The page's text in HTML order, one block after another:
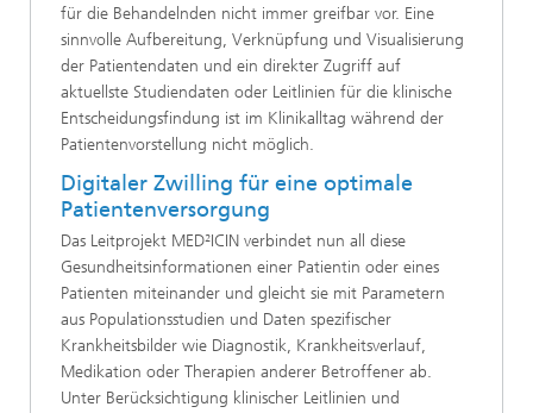
für die Behandelnden nicht immer greifbar vor. Eine
sinnvolle Aufbereitung, Verknüpfung und Visualisierung
der Patientendaten und ein direkter Zugriff auf
aktuellste Studiendaten oder Leitlinien für die klinische
Entscheidungsfindung ist im Klinikalltag während der
Patientenvorstellung nicht möglich.
Digitaler Zwilling für eine optimale
Patientenversorgung
Das Leitprojekt MED²ICIN verbindet nun all diese
Gesundheitsinformationen einer Patientin oder eines
Patienten miteinander und gleicht sie mit Parametern
aus Populationsstudien und Daten spezifischer
Krankheitsbilder wie Diagnostik, Krankheitsverlauf,
Medikation oder Therapien anderer Betroffener ab.
Unter Berücksichtigung klinischer Leitlinien und